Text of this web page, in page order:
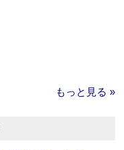
もっと見る »